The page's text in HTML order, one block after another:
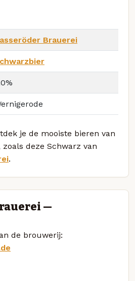
Brauerei
je de mooiste bieren van
deze Schwarz van
.
—
de brouwerij: